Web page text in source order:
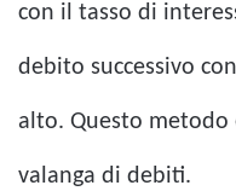
con il tasso di
debito successivo
alto. Questo
valanga di debiti.